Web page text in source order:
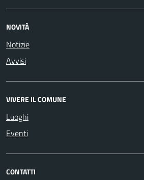
NOVITÀ
Notizie
Avvisi
VIVERE IL COMUNE
Luoghi
Eventi
CONTATTI